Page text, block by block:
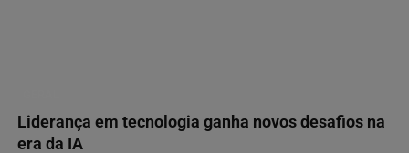
Liderança em tecnologia ganha novos desafios na
era da IA